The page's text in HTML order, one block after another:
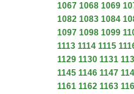
1067 1068 1069
1082 1083 1084
1097 1098 1099
1113 1114 1115
1129 1130 1131
1145 1146 1147
1161 1162 1163